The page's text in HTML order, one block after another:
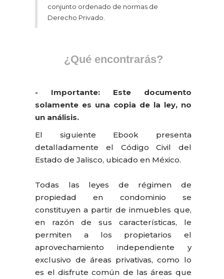
conjunto ordenado de normas de
Derecho Privado.
¿Qué encontrarás?
- Importante: Este documento
solamente es una copia de la ley, no
un análisis.
El siguiente Ebook presenta
detalladamente el Código Civil del
Estado de Jalisco, ubicado en México.
Todas las leyes de régimen de
propiedad en condominio se
constituyen a partir de inmuebles que,
en razón de sus características, le
permiten a los propietarios el
aprovechamiento independiente y
exclusivo de áreas privativas, como lo
es el disfrute común de las áreas que